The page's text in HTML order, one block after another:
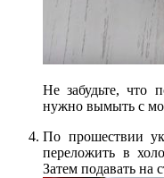
Не забудьте, что
нужно вымыть с
По прошествии
переложить в
Затем подавать на